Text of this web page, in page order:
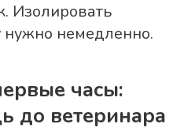
Изолировать
немедленно.
часы:
до ветеринара